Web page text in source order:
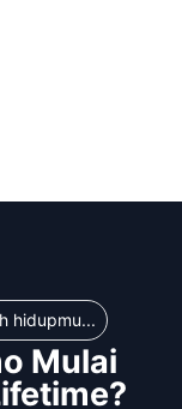
hidupmu...
Mulai